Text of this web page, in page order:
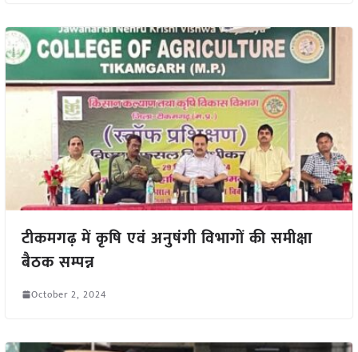
टीकमगढ़ में कृषि एवं अनुषंगी विभागों की समीक्षा
बैठक सम्पन्न
October 2, 2024